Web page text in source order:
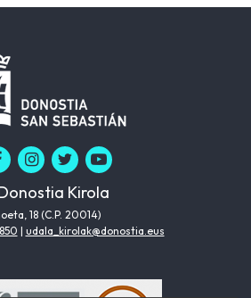
Kirola
18 (C.P. 20014)
| udala_kirolak@donostia.eus